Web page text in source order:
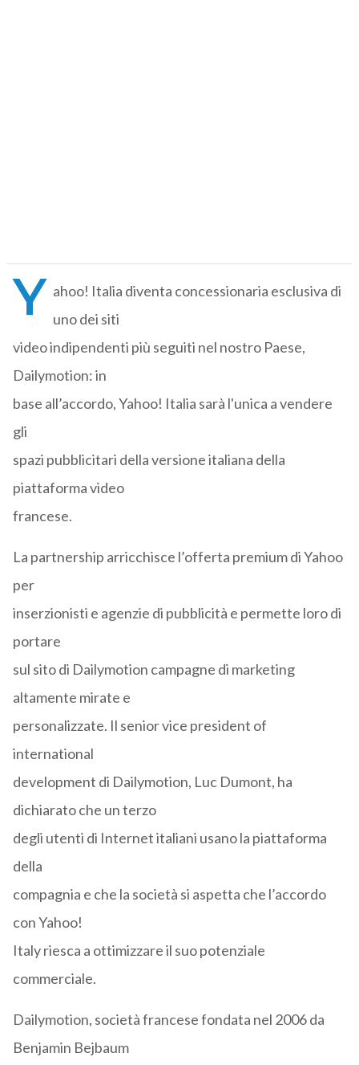
Y ahoo! Italia diventa concessionaria esclusiva di
uno dei siti
video indipendenti più seguiti nel nostro Paese,
Dailymotion: in
base all’accordo, Yahoo! Italia sarà l'unica a vendere
gli
spazi pubblicitari della versione italiana della
piattaforma video
francese.
La partnership arricchisce l’offerta premium di Yahoo
per
inserzionisti e agenzie di pubblicità e permette loro di
portare
sul sito di Dailymotion campagne di marketing
altamente mirate e
personalizzate. Il senior vice president of
international
development di Dailymotion, Luc Dumont, ha
dichiarato che un terzo
degli utenti di Internet italiani usano la piattaforma
della
compagnia e che la società si aspetta che l’accordo
con Yahoo!
Italy riesca a ottimizzare il suo potenziale
commerciale.
Dailymotion, società francese fondata nel 2006 da
Benjamin Bejbaum